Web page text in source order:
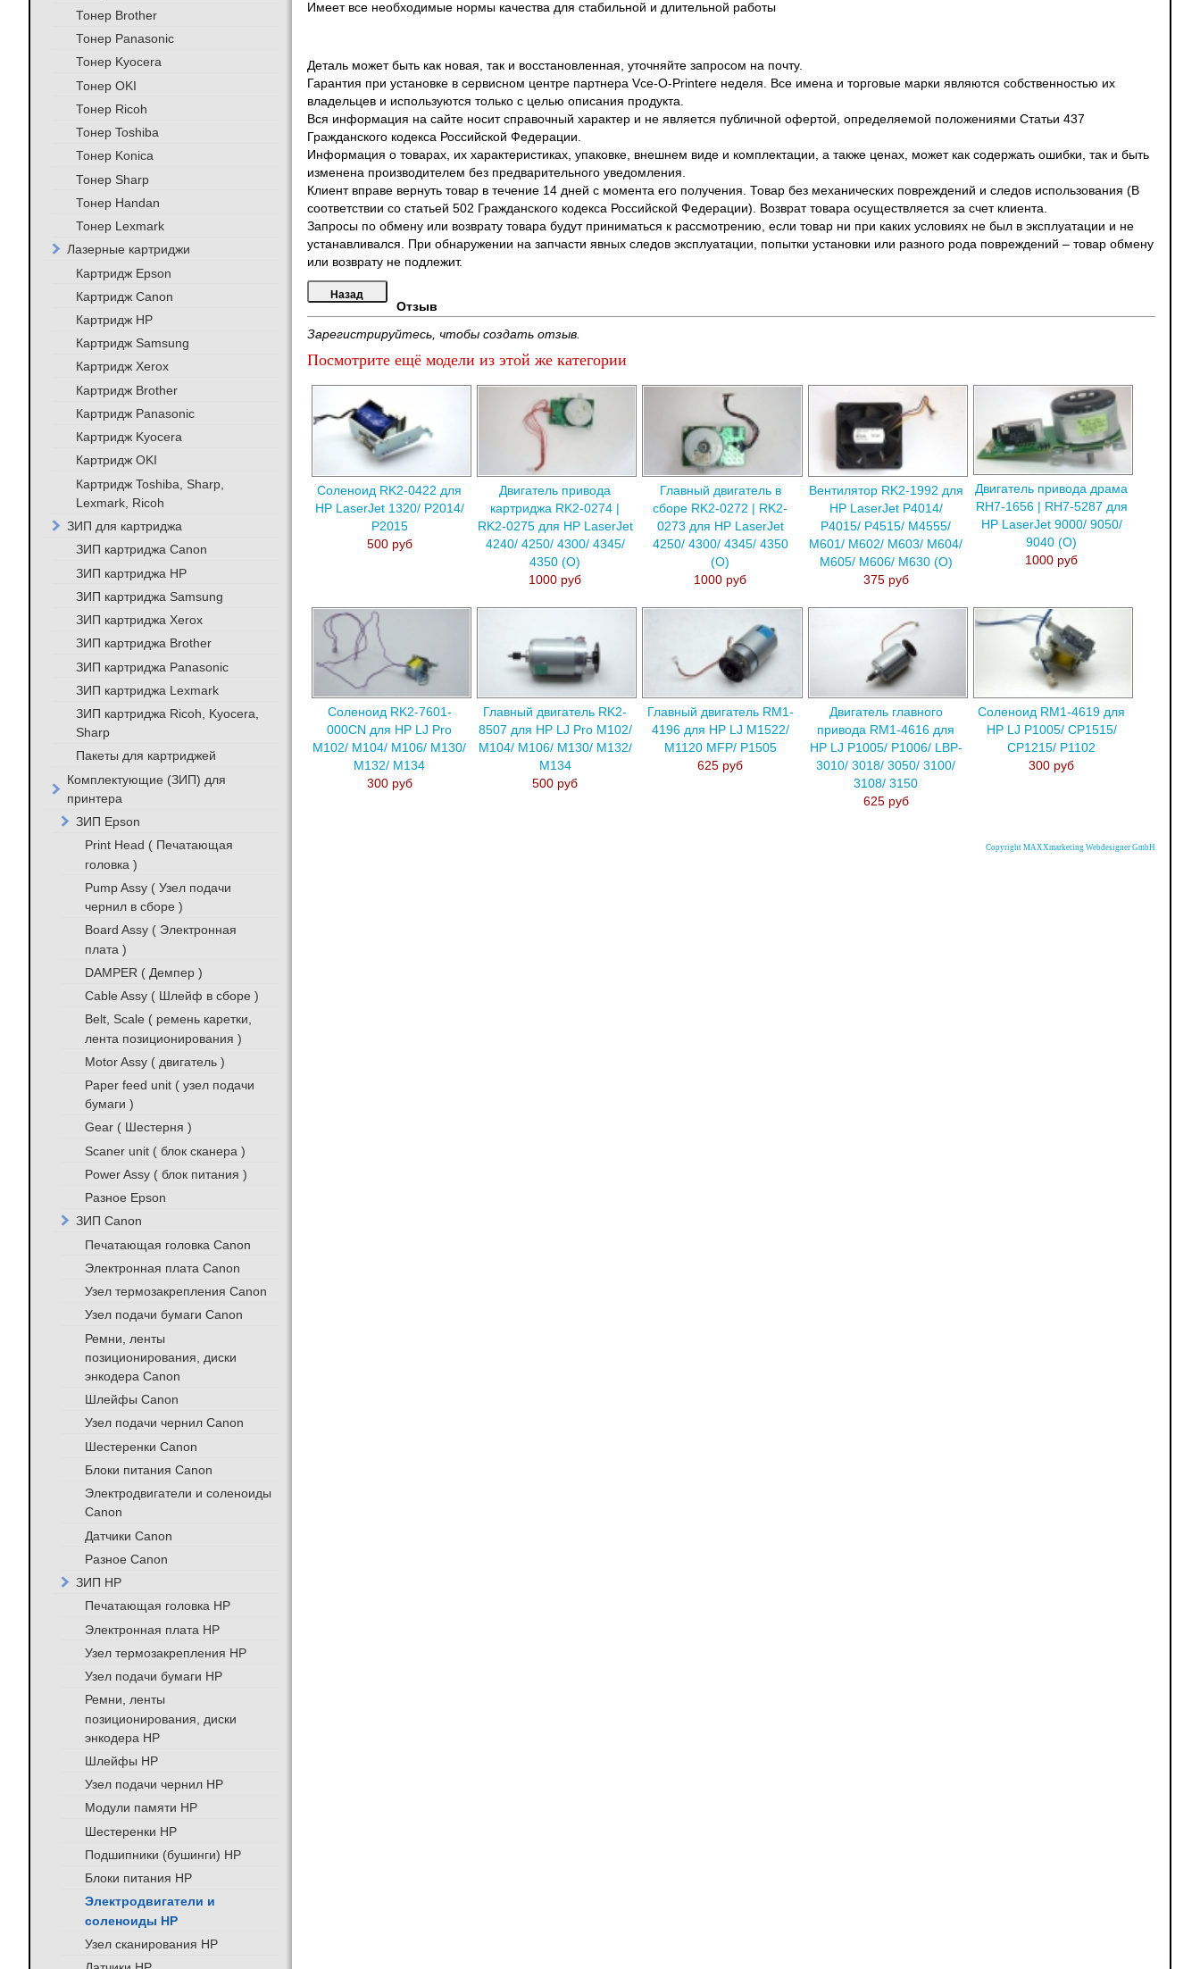
Имеет все необходимые нормы качества для стабильной и длительной работы
Деталь может быть как новая, так и восстановленная, уточняйте запросом на почту.
Гарантия при установке в сервисном центре партнера Vce-O-Printere неделя. Все имена и торговые марки являются собственностью их
владельцев и используются только с целью описания продукта.
Вся информация на сайте носит справочный характер и не является публичной офертой, определяемой положениями Статьи 437
Гражданского кодекса Российской Федерации.
Информация о товарах, их характеристиках, упаковке, внешнем виде и комплектации, а также ценах, может как содержать ошибки, так и быть
изменена производителем без предварительного уведомления.
Клиент вправе вернуть товар в течение 14 дней с момента его получения. Товар без механических повреждений и следов использования (В
соответствии со статьей 502 Гражданского кодекса Российской Федерации). Возврат товара осуществляется за счет клиента.
Запросы по обмену или возврату товара будут приниматься к рассмотрению, если товар ни при каких условиях не был в эксплуатации и не
устанавливался. При обнаружении на запчасти явных следов эксплуатации, попытки установки или разного рода повреждений – товар обмену
или возврату не подлежит.
Отзыв
Зарегистрируйтесь, чтобы создать отзыв.
Посмотрите ещё модели из этой же категории
Соленоид RK2-0422 для
HP LaserJet 1320/ P2014/
P2015
500 руб
Двигатель привода
картриджа RK2-0274 |
RK2-0275 для HP LaserJet
4240/ 4250/ 4300/ 4345/
4350 (О)
1000 руб
Главный двигатель в
сборе RK2-0272 | RK2-
0273 для HP LaserJet
4250/ 4300/ 4345/ 4350
(О)
1000 руб
Вентилятор RK2-1992 для
HP LaserJet P4014/
P4015/ P4515/ M4555/
M601/ M602/ M603/ M604/
M605/ M606/ M630 (О)
375 руб
Двигатель привода драма
RH7-1656 | RH7-5287 для
HP LaserJet 9000/ 9050/
9040 (О)
1000 руб
Соленоид RK2-7601-
000CN для HP LJ Pro
M102/ M104/ M106/ M130/
M132/ M134
300 руб
Главный двигатель RK2-
8507 для HP LJ Pro M102/
M104/ M106/ M130/ M132/
M134
500 руб
Главный двигатель RM1-
4196 для HP LJ M1522/
M1120 MFP/ P1505
625 руб
Двигатель главного
привода RM1-4616 для
HP LJ P1005/ P1006/ LBP-
3010/ 3018/ 3050/ 3100/
3108/ 3150
625 руб
Соленоид RM1-4619 для
HP LJ P1005/ CP1515/
CP1215/ P1102
300 руб
Copyright MAXXmarketing Webdesigner GmbH
Тонер Brother
Тонер Panasonic
Тонер Kyocera
Тонер OKI
Тонер Ricoh
Тонер Toshiba
Тонер Konica
Тонер Sharp
Тонер Handan
Тонер Lexmark
Лазерные картриджи
Картридж Epson
Картридж Canon
Картридж HP
Картридж Samsung
Картридж Xerox
Картридж Brother
Картридж Panasonic
Картридж Kyocera
Картридж OKI
Картридж Toshiba, Sharp,
Lexmark, Ricoh
ЗИП для картриджа
ЗИП картриджа Canon
ЗИП картриджа HP
ЗИП картриджа Samsung
ЗИП картриджа Xerox
ЗИП картриджа Brother
ЗИП картриджа Panasonic
ЗИП картриджа Lexmark
ЗИП картриджа Ricoh, Kyocera,
Sharp
Пакеты для картриджей
Комплектующие (ЗИП) для
принтера
ЗИП Epson
Print Head ( Печатающая
головка )
Pump Assy ( Узел подачи
чернил в сборе )
Board Assy ( Электронная
плата )
DAMPER ( Демпер )
Cable Assy ( Шлейф в сборе )
Belt, Scale ( ремень каретки,
лента позиционирования )
Motor Assy ( двигатель )
Paper feed unit ( узел подачи
бумаги )
Gear ( Шестерня )
Scaner unit ( блок сканера )
Power Assy ( блок питания )
Разное Epson
ЗИП Canon
Печатающая головка Canon
Электронная плата Canon
Узел термозакрепления Canon
Узел подачи бумаги Canon
Ремни, ленты
позиционирования, диски
энкодера Canon
Шлейфы Canon
Узел подачи чернил Canon
Шестеренки Canon
Блоки питания Canon
Электродвигатели и соленоиды
Canon
Датчики Canon
Разное Canon
ЗИП HP
Печатающая головка HP
Электронная плата HP
Узел термозакрепления HP
Узел подачи бумаги HP
Ремни, ленты
позиционирования, диски
энкодера HP
Шлейфы HP
Узел подачи чернил HP
Модули памяти HP
Шестеренки HP
Подшипники (бушинги) HP
Блоки питания HP
Электродвигатели и
соленоиды HP
Узел сканирования HP